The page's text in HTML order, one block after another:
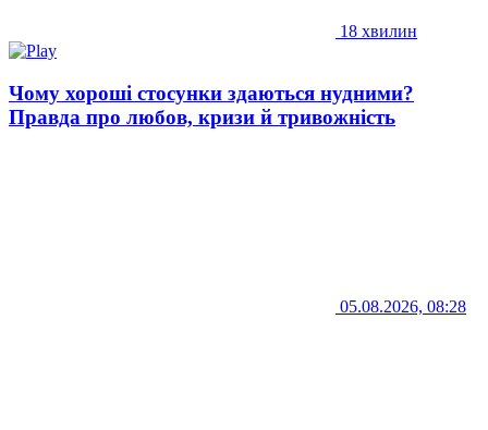
18 хвилин
Чому хороші стосунки здаються нудними?
Правда про любов, кризи й тривожність
05.08.2026, 08:28